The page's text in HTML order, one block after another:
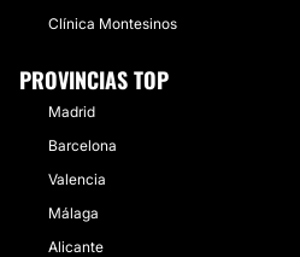
Clínica Montesinos
PROVINCIAS TOP
Madrid
Barcelona
Valencia
Málaga
Alicante